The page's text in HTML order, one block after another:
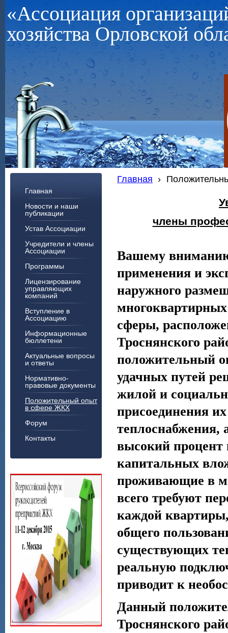
«Ассоциация
хозяйства Орловской
Главная
Новости и наши
публикации
Устав Ассоциации
Учредители и члены
Ассоциации
Программы
Лицензирование
управляющих
компаний
Вступление в
Ассоциацию
Информационные
бюллетени
Актуальные вопросы
и ответы
Нормативно-
правовые документы
Положительный опыт
в сфере ЖКХ
Форум
Контакты
Главная ›
члены
Вашему
применения и
наружного
сферы,
Троснянского
положительный
удачных путей
жилой и
присоединения
теплоснабжения,
высокий процент
капитальных
проживающие в
всего требуют
каждой
общего
существующих
реальную
приводит к
Данный
Троснянского